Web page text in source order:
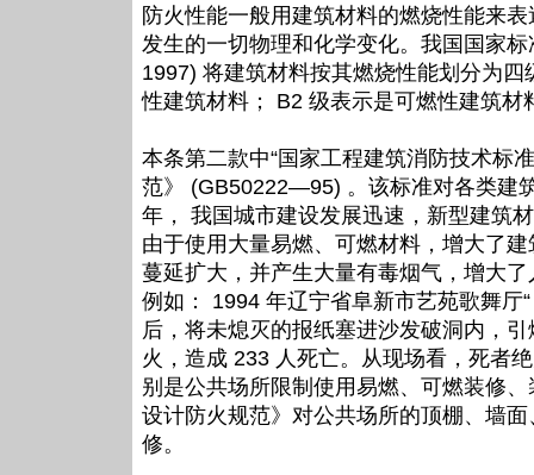
防火性能一般用建筑材料的燃烧性能来
发生的一切物理和化学变化。我国国家
1997) 将建筑材料按其燃烧性能划分为
性建筑材料； B2 级表示是可燃性建筑
本条第二款中“国家工程建筑消防技术标
范》 (GB50222—95) 。该标准对各类建
年， 我国城市建设发展迅速，新型建筑
由于使用大量易燃、可燃材料，增大了
蔓延扩大，并产生大量有毒烟气，增大
例如： 1994 年辽宁省阜新市艺苑歌舞厅
后，将未熄灭的报纸塞进沙发破洞内，
火，造成 233 人死亡。从现场看，死者
别是公共场所限制使用易燃、可燃装修
设计防火规范》对公共场所的顶棚、墙
修。